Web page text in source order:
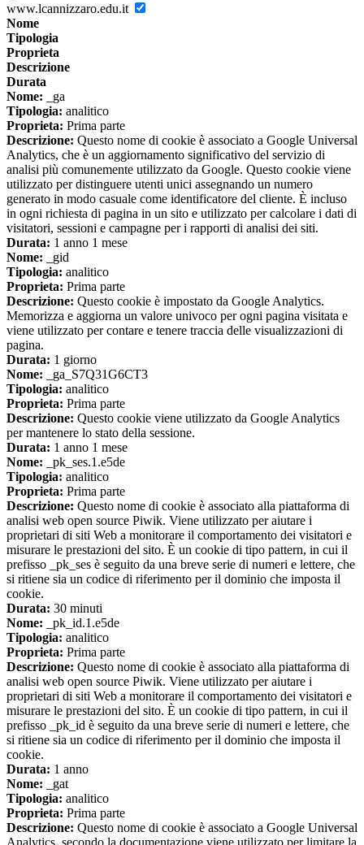
www.lcannizzaro.edu.it
Nome
Tipologia
Proprieta
Descrizione
Durata
Nome: _ga
Tipologia: analitico
Proprieta: Prima parte
Descrizione: Questo nome di cookie è associato a Google Universal
Analytics, che è un aggiornamento significativo del servizio di
analisi più comunemente utilizzato da Google. Questo cookie viene
utilizzato per distinguere utenti unici assegnando un numero
generato in modo casuale come identificatore del cliente. È incluso
in ogni richiesta di pagina in un sito e utilizzato per calcolare i dati di
visitatori, sessioni e campagne per i rapporti di analisi dei siti.
Durata: 1 anno 1 mese
Nome: _gid
Tipologia: analitico
Proprieta: Prima parte
Descrizione: Questo cookie è impostato da Google Analytics.
Memorizza e aggiorna un valore univoco per ogni pagina visitata e
viene utilizzato per contare e tenere traccia delle visualizzazioni di
pagina.
Durata: 1 giorno
Nome: _ga_S7Q31G6CT3
Tipologia: analitico
Proprieta: Prima parte
Descrizione: Questo cookie viene utilizzato da Google Analytics
per mantenere lo stato della sessione.
Durata: 1 anno 1 mese
Nome: _pk_ses.1.e5de
Tipologia: analitico
Proprieta: Prima parte
Descrizione: Questo nome di cookie è associato alla piattaforma di
analisi web open source Piwik. Viene utilizzato per aiutare i
proprietari di siti Web a monitorare il comportamento dei visitatori e
misurare le prestazioni del sito. È un cookie di tipo pattern, in cui il
prefisso _pk_ses è seguito da una breve serie di numeri e lettere, che
si ritiene sia un codice di riferimento per il dominio che imposta il
cookie.
Durata: 30 minuti
Nome: _pk_id.1.e5de
Tipologia: analitico
Proprieta: Prima parte
Descrizione: Questo nome di cookie è associato alla piattaforma di
analisi web open source Piwik. Viene utilizzato per aiutare i
proprietari di siti Web a monitorare il comportamento dei visitatori e
misurare le prestazioni del sito. È un cookie di tipo pattern, in cui il
prefisso _pk_id è seguito da una breve serie di numeri e lettere, che
si ritiene sia un codice di riferimento per il dominio che imposta il
cookie.
Durata: 1 anno
Nome: _gat
Tipologia: analitico
Proprieta: Prima parte
Descrizione: Questo nome di cookie è associato a Google Universal
Analytics, secondo la documentazione viene utilizzato per limitare la